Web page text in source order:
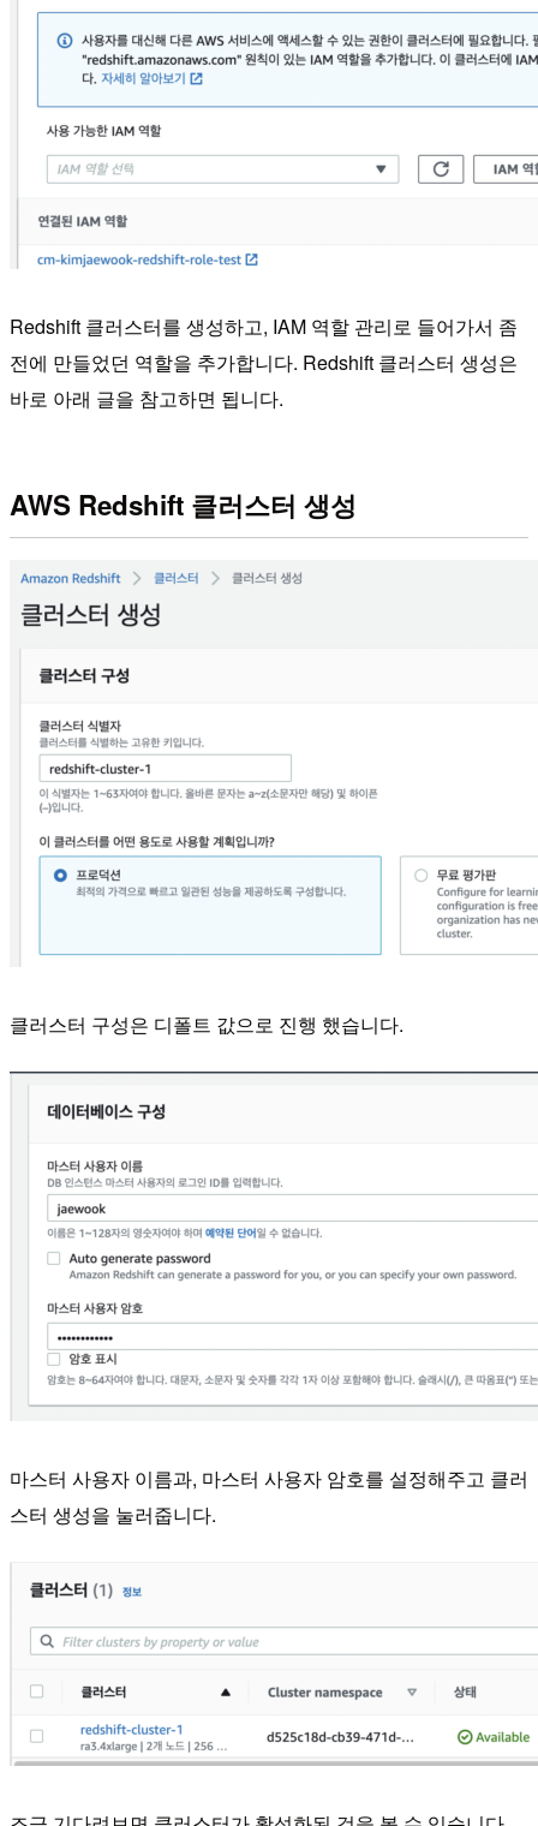
Redshift 클러스터를 생성하고, IAM 역할 관리로 들어가서 좀
전에 만들었던 역할을 추가합니다. Redshift 클러스터 생성은
바로 아래 글을 참고하면 됩니다.
AWS Redshift 클러스터 생성
클러스터 구성은 디폴트 값으로 진행 했습니다.
마스터 사용자 이름과, 마스터 사용자 암호를 설정해주고 클러
스터 생성을 눌러줍니다.